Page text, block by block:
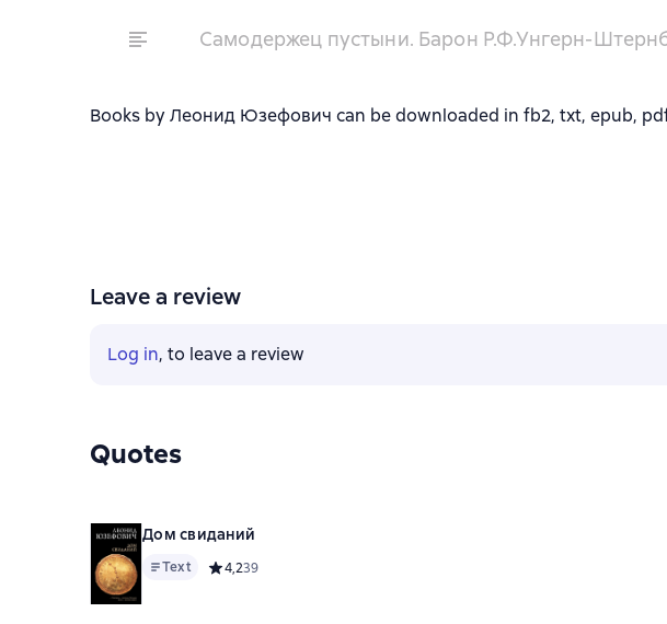
Самодержец пустыни. Барон Р.Ф.Унгерн-
Books by Леонид Юзефович can be downloaded in fb2, txt, epub,
Leave a review
Log in, to leave a review
Quotes
Дом свиданий
Text Средний рейтинг 4,2 на основе 39 оценок
4,239